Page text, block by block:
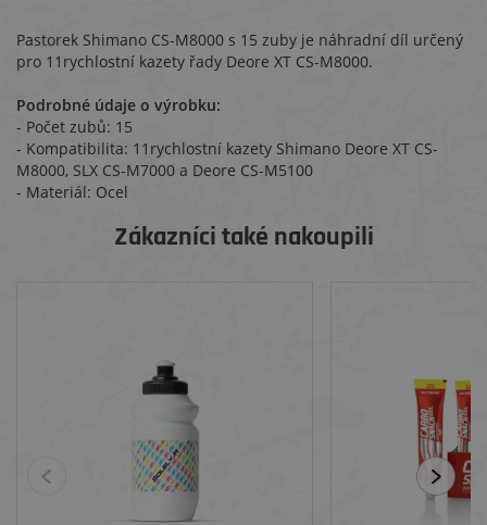
Pastorek Shimano CS-M8000 s 15 zuby je náhradní díl určený
pro 11rychlostní kazety řady Deore XT CS-M8000.
Podrobné údaje o výrobku:
- Počet zubů: 15
- Kompatibilita: 11rychlostní kazety Shimano Deore XT CS-
M8000, SLX CS-M7000 a Deore CS-M5100
- Materiál: Ocel
Zákazníci také nakoupili